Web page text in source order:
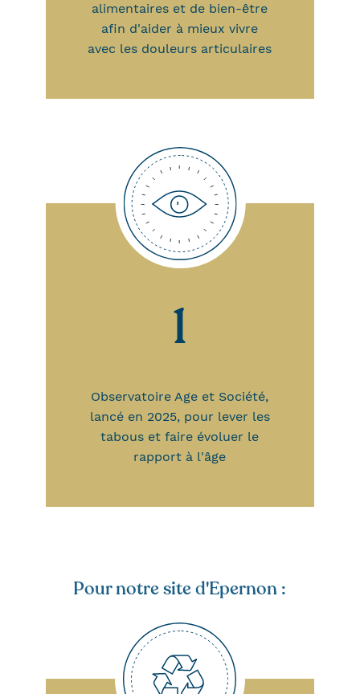
alimentaires et de bien-être
afin d'aider à mieux vivre
avec les douleurs articulaires
1
Observatoire Age et Société,
lancé en 2025, pour lever les
tabous et faire évoluer le
rapport à l'âge
Pour notre site d'Epernon :